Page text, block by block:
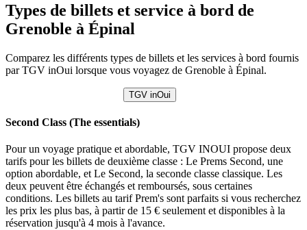
Types de billets et service à bord de
Grenoble à Épinal
Comparez les différents types de billets et les services à bord fournis
par TGV inOui lorsque vous voyagez de Grenoble à Épinal.
TGV inOui
Second Class (The essentials)
Pour un voyage pratique et abordable, TGV INOUI propose deux
tarifs pour les billets de deuxième classe : Le Prems Second, une
option abordable, et Le Second, la seconde classe classique. Les
deux peuvent être échangés et remboursés, sous certaines
conditions. Les billets au tarif Prem's sont parfaits si vous recherchez
les prix les plus bas, à partir de 15 € seulement et disponibles à la
réservation jusqu'à 4 mois à l'avance.